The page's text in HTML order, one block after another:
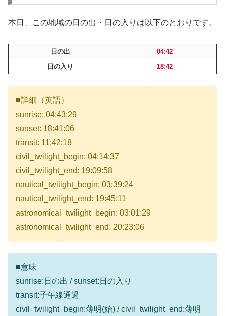
本日、この地域の日の出・日の入りは以下のとおりです。
日の出
04:42
日の入り
18:42
■詳細（英語）
sunrise: 04:43:29
sunset: 18:41:06
transit: 11:42:18
civil_twilight_begin: 04:14:37
civil_twilight_end: 19:09:58
nautical_twilight_begin: 03:39:24
nautical_twilight_end: 19:45:11
astronomical_twilight_begin: 03:01:29
astronomical_twilight_end: 20:23:06
■意味
sunrise:日の出 / sunset:日の入り
transit:子午線通過
civil_twilight_begin:薄明(始) / civil_twilight_end:薄明